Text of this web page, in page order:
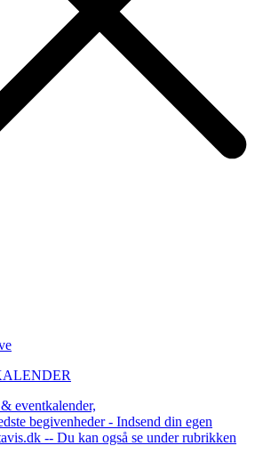
eventkalender,
begivenheder - Indsend din egen
-- Du kan også se under rubrikken